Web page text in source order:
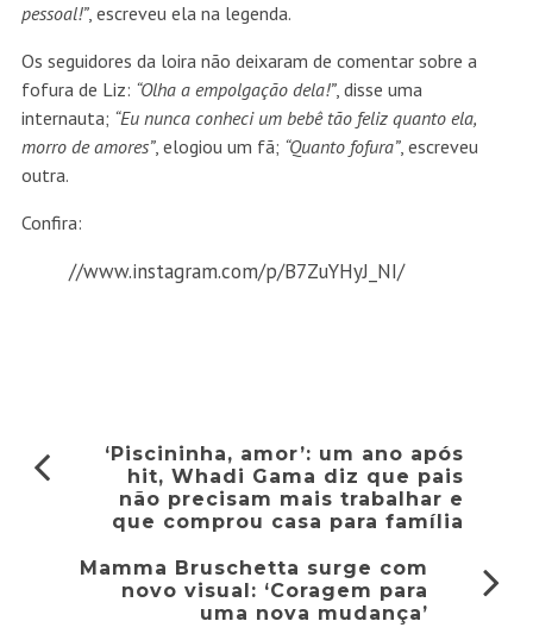
pessoal!”, escreveu ela na legenda.
Os seguidores da loira não deixaram de comentar sobre a
fofura de Liz: “Olha a empolgação dela!”, disse uma
internauta; “Eu nunca conheci um bebê tão feliz quanto ela,
morro de amores”, elogiou um fã; “Quanto fofura”, escreveu
outra.
Confira:
//www.instagram.com/p/B7ZuYHyJ_NI/
‘Piscininha, amor’: um ano após
hit, Whadi Gama diz que pais
não precisam mais trabalhar e
que comprou casa para família
Mamma Bruschetta surge com
novo visual: ‘Coragem para
uma nova mudança’